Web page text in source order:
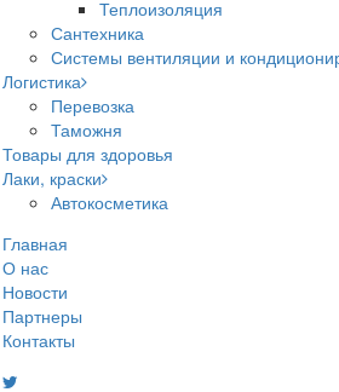
Теплоизоляция
Сантехника
Системы вентиляции и
Логистика
Перевозка
Таможня
Товары для здоровья
Лаки, краски
Автокосметика
Главная
О нас
Новости
Партнеры
Контакты